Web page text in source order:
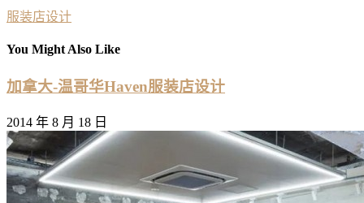
服装店设计
You Might Also Like
加拿大-温哥华Haven服装店设计
2014 年 8 月 18 日